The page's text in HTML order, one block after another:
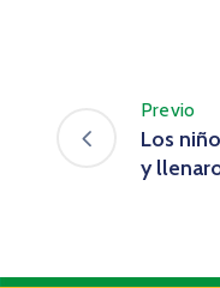
Previo
Los
y